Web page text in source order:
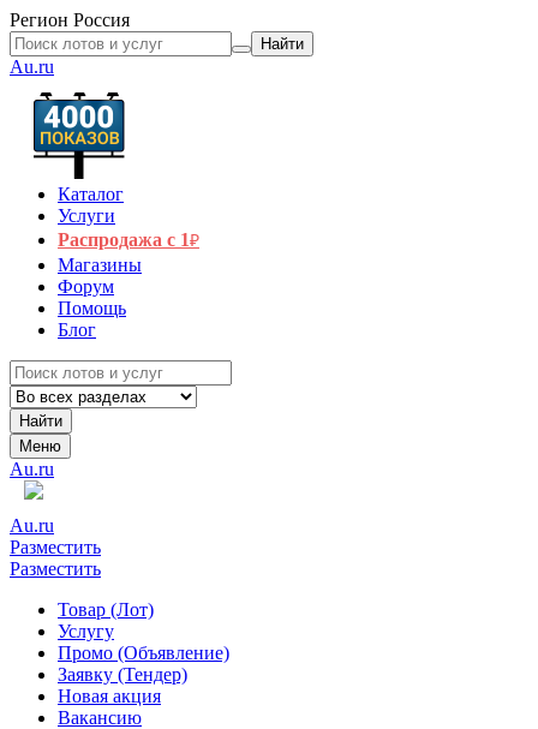
Регион Россия
Найти
Au.ru
Каталог
Услуги
Распродажа с 1₽
Магазины
Форум
Помощь
Блог
Найти
Меню
Au.ru
Au.ru
Разместить
Разместить
Товар (Лот)
Услугу
Промо (Объявление)
Заявку (Тендер)
Новая акция
Вакансию